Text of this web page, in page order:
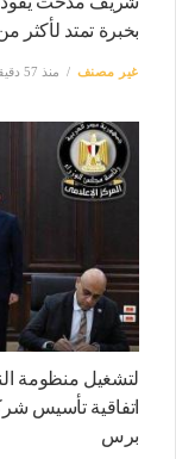
بخبرة تمتد لأكثر من 18 عاماً - بوابة المدينة
غير مصنف منذ 57 دقيقة
لتشغيل منظومة
اتفاقية تأسيس
برس